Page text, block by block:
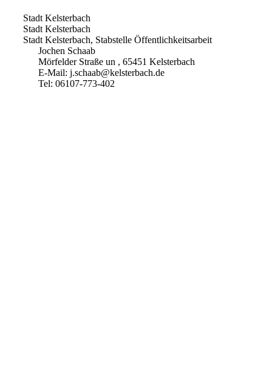
Stadt Kelsterbach
Stadt Kelsterbach
Stadt Kelsterbach, Stabstelle Öffentlichkeitsarbeit
Jochen Schaab
Mörfelder Straße un , 65451 Kelsterbach
E-Mail: j.schaab@kelsterbach.de
Tel: 06107-773-402